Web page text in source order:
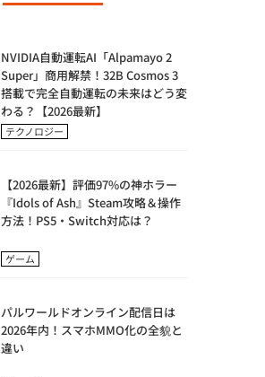
NVIDIA自動運転AI「Alpamayo 2
Super」商用解禁！32B Cosmos 3
搭載で完全自動運転の未来はどう変
わる？【2026最新】
テクノロジー
【2026最新】評価97%の神ホラー
『Idols of Ash』Steam攻略＆操作
方法！PS5・Switch対応は？
ゲーム
パルワールドオンライン配信日は
2026年内！スマホMMO化の全貌と
違い